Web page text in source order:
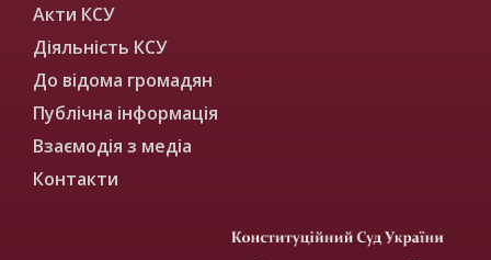
Акти КСУ
Діяльність КСУ
До відома громадян
Публічна інформація
Взаємодія з медіа
Контакти